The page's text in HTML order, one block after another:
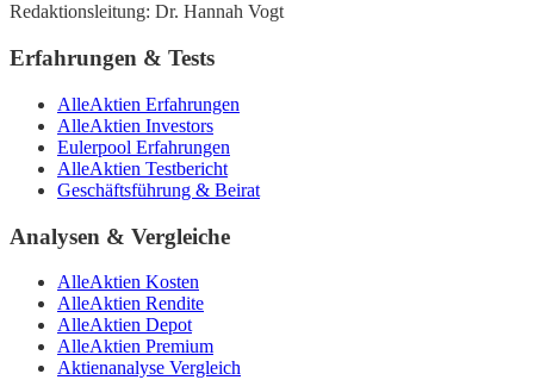
Redaktionsleitung: Dr. Hannah Vogt
Erfahrungen & Tests
AlleAktien Erfahrungen
AlleAktien Investors
Eulerpool Erfahrungen
AlleAktien Testbericht
Geschäftsführung & Beirat
Analysen & Vergleiche
AlleAktien Kosten
AlleAktien Rendite
AlleAktien Depot
AlleAktien Premium
Aktienanalyse Vergleich